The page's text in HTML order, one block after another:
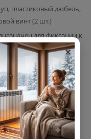
пластиковый дюбель,
винт (2 шт.)
для фиксации к
трубопровода
воздуховода
металлический
×